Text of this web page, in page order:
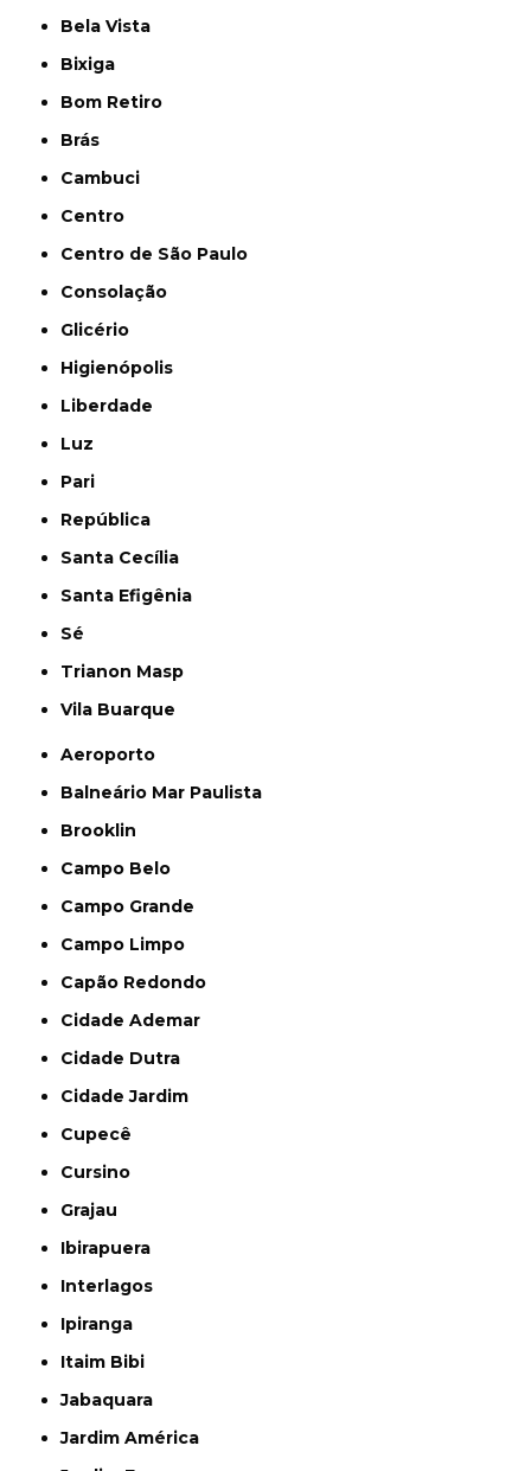
Bela Vista
Bixiga
Bom Retiro
Brás
Cambuci
Centro
Centro de São Paulo
Consolação
Glicério
Higienópolis
Liberdade
Luz
Pari
República
Santa Cecília
Santa Efigênia
Sé
Trianon Masp
Vila Buarque
Aeroporto
Balneário Mar Paulista
Brooklin
Campo Belo
Campo Grande
Campo Limpo
Capão Redondo
Cidade Ademar
Cidade Dutra
Cidade Jardim
Cupecê
Cursino
Grajau
Ibirapuera
Interlagos
Ipiranga
Itaim Bibi
Jabaquara
Jardim América